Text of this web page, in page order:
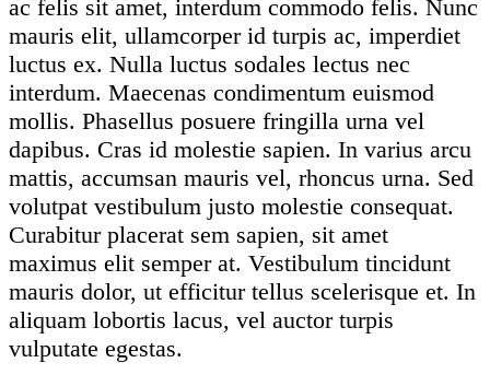
ac felis sit amet, interdum commodo felis. Nunc
mauris elit, ullamcorper id turpis ac, imperdiet
luctus ex. Nulla luctus sodales lectus nec
interdum. Maecenas condimentum euismod
mollis. Phasellus posuere fringilla urna vel
dapibus. Cras id molestie sapien. In varius arcu
mattis, accumsan mauris vel, rhoncus urna. Sed
volutpat vestibulum justo molestie consequat.
Curabitur placerat sem sapien, sit amet
maximus elit semper at. Vestibulum tincidunt
mauris dolor, ut efficitur tellus scelerisque et. In
aliquam lobortis lacus, vel auctor turpis
vulputate egestas.